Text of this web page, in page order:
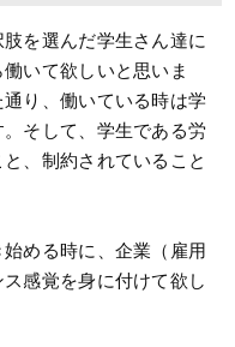
を選んだ学生さん達に
いて欲しいと思いま
り、働いている時は学
そして、学生である労
、制約されていること
める時に、企業（雇用
感覚を身に付けて欲し